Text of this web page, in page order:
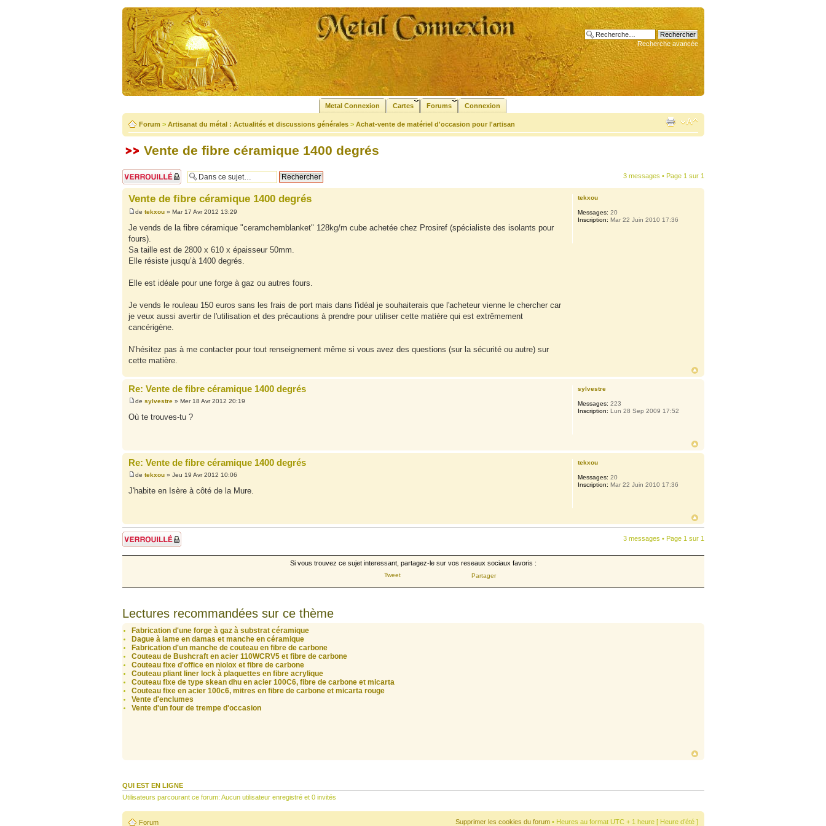
Recherche avancée
Metal Connexion Cartes Forums Connexion
Forum > Artisanat du métal : Actualités et discussions générales > Achat-vente de matériel d'occasion pour l'artisan
Vente de fibre céramique 1400 degrés
Sujet verrouillé 3 messages • Page 1 sur 1
Vente de fibre céramique 1400 degrés
de tekxou» Mar 17 Avr 2012 13:29
Je vends de la fibre céramique "ceramchemblanket" 128kg/m cube achetée chez Prosiref (spécialiste des isolants pour
fours).
Sa taille est de 2800 x 610 x épaisseur 50mm.
Elle résiste jusqu’à 1400 degrés.
Elle est idéale pour une forge à gaz ou autres fours.
Je vends le rouleau 150 euros sans les frais de port mais dans l'idéal je souhaiterais que l'acheteur vienne le chercher car
je veux aussi avertir de l'utilisation et des précautions à prendre pour utiliser cette matière qui est extrêmement
cancérigène.
N’hésitez pas à me contacter pour tout renseignement même si vous avez des questions (sur la sécurité ou autre) sur
cette matière.
tekxou
Messages: 20
Inscription: Mar 22 Juin 2010 17:36
Re: Vente de fibre céramique 1400 degrés
de sylvestre» Mer 18 Avr 2012 20:19
Où te trouves-tu ?
sylvestre
Messages: 223
Inscription: Lun 28 Sep 2009 17:52
Re: Vente de fibre céramique 1400 degrés
de tekxou» Jeu 19 Avr 2012 10:06
J'habite en Isère à côté de la Mure.
tekxou
Messages: 20
Inscription: Mar 22 Juin 2010 17:36
Sujet verrouillé 3 messages • Page 1 sur 1
Si vous trouvez ce sujet interessant, partagez-le sur vos reseaux sociaux favoris :
Tweet Partager
Lectures recommandées sur ce thème
Fabrication d'une forge à gaz à substrat céramique
Dague à lame en damas et manche en céramique
Fabrication d'un manche de couteau en fibre de carbone
Couteau de Bushcraft en acier 110WCRV5 et fibre de carbone
Couteau fixe d'office en niolox et fibre de carbone
Couteau pliant liner lock à plaquettes en fibre acrylique
Couteau fixe de type skean dhu en acier 100C6, fibre de carbone et micarta
Couteau fixe en acier 100c6, mitres en fibre de carbone et micarta rouge
Vente d'enclumes
Vente d'un four de trempe d'occasion
QUI EST EN LIGNE
Utilisateurs parcourant ce forum: Aucun utilisateur enregistré et 0 invités
Forum Supprimer les cookies du forum• Heures au format UTC + 1 heure [ Heure d’été ]